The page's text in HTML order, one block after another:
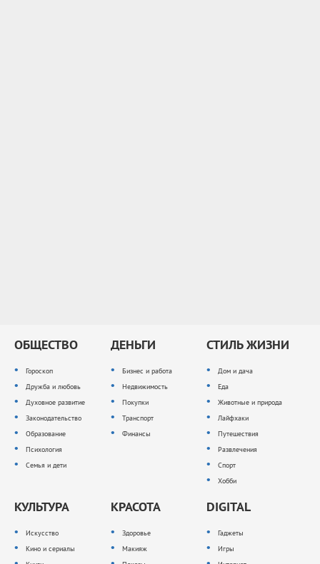
ОБЩЕСТВО
Гороскоп
Дружба и любовь
Духовное развитие
Законодательство
Образование
Психология
Семья и дети
ДЕНЬГИ
Бизнес и работа
Недвижимость
Покупки
Транспорт
Финансы
СТИЛЬ ЖИЗНИ
Дом и дача
Еда
Животные и природа
Лайфхаки
Путешествия
Развлечения
Спорт
Хобби
КУЛЬТУРА
Искусство
Кино и сериалы
КРАСОТА
Здоровье
Макияж
DIGITAL
Гаджеты
Игры